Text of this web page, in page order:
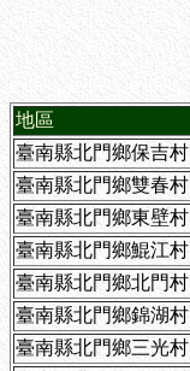
地區
臺南縣北門鄉保吉村
臺南縣北門鄉雙春村
臺南縣北門鄉東壁村
臺南縣北門鄉鯤江村
臺南縣北門鄉北門村
臺南縣北門鄉錦湖村
臺南縣北門鄉三光村